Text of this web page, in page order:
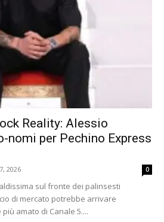
Reality: Alessio
nomi per Pechino Express
2026 0
sul fronte dei palinsesti
di mercato potrebbe arrivare
amato di Canale 5....